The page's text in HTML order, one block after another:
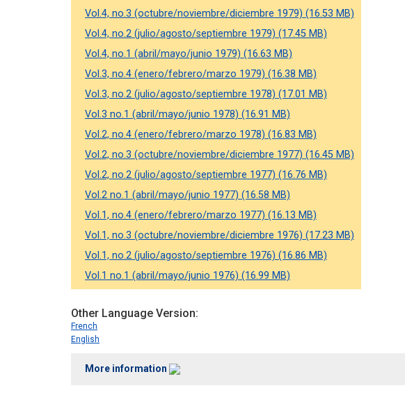
Vol.4, no.3 (octubre/noviembre/diciembre 1979) (16.53 MB)
Vol.4, no.2 (julio/agosto/septiembre 1979) (17.45 MB)
Vol.4, no.1 (abril/mayo/junio 1979) (16.63 MB)
Vol.3, no.4 (enero/febrero/marzo 1979) (16.38 MB)
Vol.3, no.2 (julio/agosto/septiembre 1978) (17.01 MB)
Vol.3 no.1 (abril/mayo/junio 1978) (16.91 MB)
Vol.2, no.4 (enero/febrero/marzo 1978) (16.83 MB)
Vol.2, no.3 (octubre/noviembre/diciembre 1977) (16.45 MB)
Vol.2, no.2 (julio/agosto/septiembre 1977) (16.76 MB)
Vol.2 no.1 (abril/mayo/junio 1977) (16.58 MB)
Vol.1, no.4 (enero/febrero/marzo 1977) (16.13 MB)
Vol.1, no.3 (octubre/noviembre/diciembre 1976) (17.23 MB)
Vol.1, no.2 (julio/agosto/septiembre 1976) (16.86 MB)
Vol.1 no.1 (abril/mayo/junio 1976) (16.99 MB)
Other Language Version
French
English
More information